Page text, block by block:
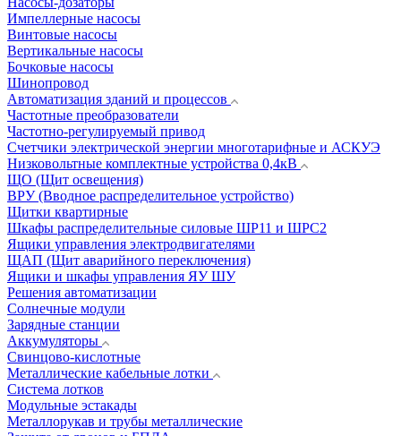
Импеллерные насосы
Винтовые насосы
Вертикальные насосы
Бочковые насосы
Шинопровод
Автоматизация зданий и процессов
Частотные преобразователи
Частотно-регулируемый привод
Счетчики электрической энергии многотарифные и АСКУЭ
Низковольтные комплектные устройства 0,4кВ
ЩО (Щит освещения)
ВРУ (Вводное распределительное устройство)
Щитки квартирные
Шкафы распределительные силовые ШР11 и ШРС2
Ящики управления электродвигателями
ЩАП (Щит аварийного переключения)
Ящики и шкафы управления ЯУ ШУ
Решения автоматизации
Солнечные модули
Зарядные станции
Аккумуляторы
Свинцово-кислотные
Металлические кабельные лотки
Система лотков
Модульные эстакады
Металлорукав и трубы металлические